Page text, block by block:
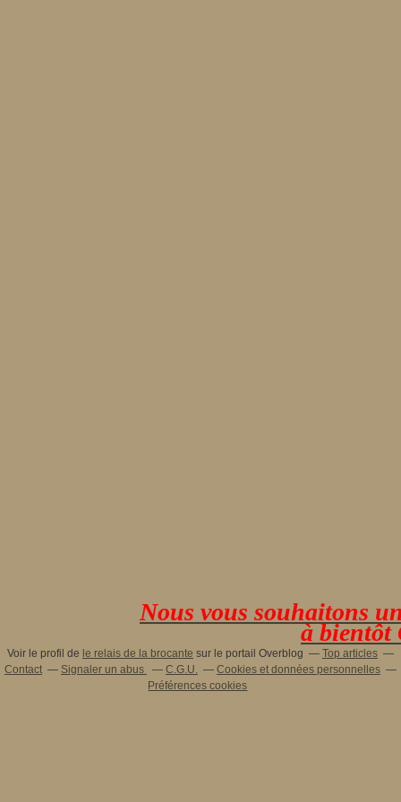
Nous vous souhaitons
à bientôt
Voir le profil de le relais de la brocante sur le portail Overblog
Top articles
Contact
Signaler un abus C.G.U.
Cookies et données personnelles
Préférences cookies